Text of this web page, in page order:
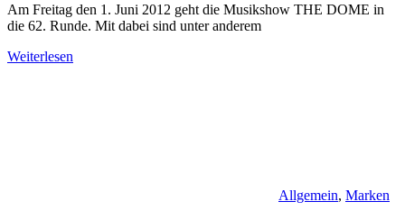
Am Freitag den 1. Juni 2012 geht die Musikshow THE DOME in
die 62. Runde. Mit dabei sind unter anderem
Weiterlesen
Allgemein, Marken